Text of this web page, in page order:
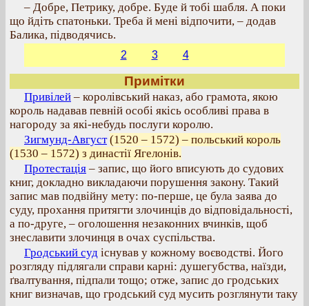
– Добре, Петрику, добре. Буде й тобі шабля. А поки
що йдіть спатоньки. Треба й мені відпочити, – додав
Балика, підводячись.
2 3 4
Примітки
Привілей – королівський наказ, або грамота, якою
король надавав певній особі якісь особливі права в
нагороду за які-небудь послуги королю.
Зигмунд-Август (1520 – 1572) – польський король
(1530 – 1572) з династії Ягелонів.
Протестація – запис, що його вписують до судових
книг, докладно викладаючи порушення закону. Такий
запис мав подвійну мету: по-перше, це була заява до
суду, прохання притягти злочинців до відповідальності,
а по-друге, – оголошення незаконних вчинків, щоб
знеславити злочинця в очах суспільства.
Гродський суд існував у кожному воєводстві. Його
розгляду підлягали справи карні: душегубства, наїзди,
ґвалтування, підпали тощо; отже, запис до гродських
книг визначав, що гродський суд мусить розглянути таку